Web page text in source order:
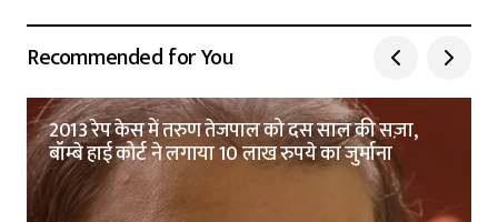
Recommended for You
2013 रेप केस में तरुण तेजपाल को दस साल की सज़ा,
बॉम्बे हाई कोर्ट ने लगाया 10 लाख रुपये का जुर्माना